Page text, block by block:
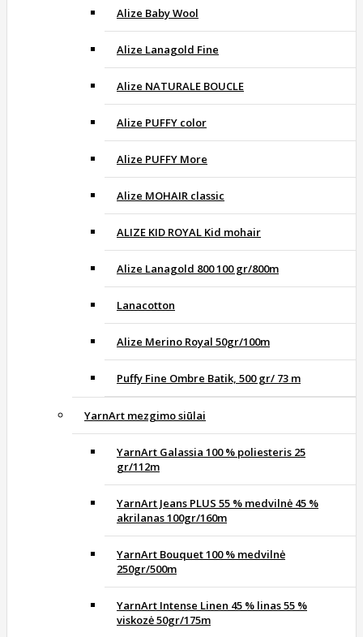
Alize Baby Wool
Alize Lanagold Fine
Alize NATURALE BOUCLE
Alize PUFFY color
Alize PUFFY More
Alize MOHAIR classic
ALIZE KID ROYAL Kid mohair
Alize Lanagold 800 100 gr/800m
Lanacotton
Alize Merino Royal 50gr/100m
Puffy Fine Ombre Batik, 500 gr/ 73 m
YarnArt mezgimo siūlai
YarnArt Galassia 100 % poliesteris 25
gr/112m
YarnArt Jeans PLUS 55 % medvilnė 45 %
akrilanas 100gr/160m
YarnArt Bouquet 100 % medvilnė
250gr/500m
YarnArt Intense Linen 45 % linas 55 %
viskozė 50gr/175m